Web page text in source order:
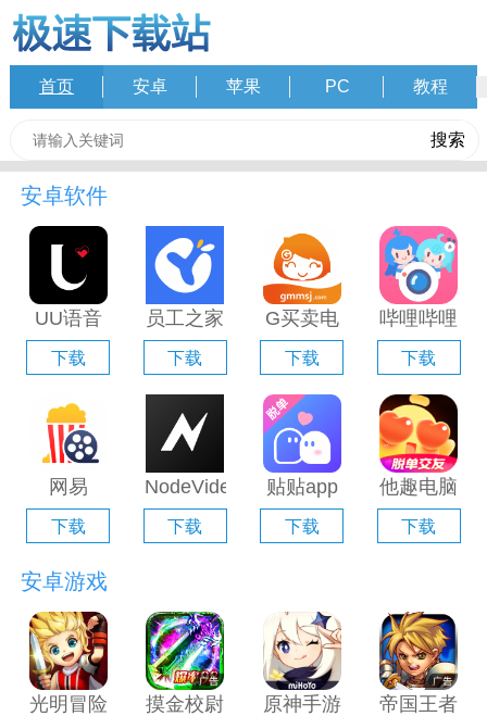
首页 安卓 苹果 PC 教程
安卓软件
UU语音
电脑版
「含模拟
器」
下载
员工之家
电脑版
「含模拟
下载
G买卖电
脑版「含
模拟器」
下载
哔哩哔哩
直播姬电
脑版「含
模拟器」
下载
网易
Filmly电
脑版「含
模拟器」
下载
NodeVideo
电脑版
「含模拟
下载
贴贴app
电脑版
「含模拟
下载
他趣电脑
版「含模
拟器」
下载
安卓游戏
光明冒险
摸金校尉
原神手游
帝国王者